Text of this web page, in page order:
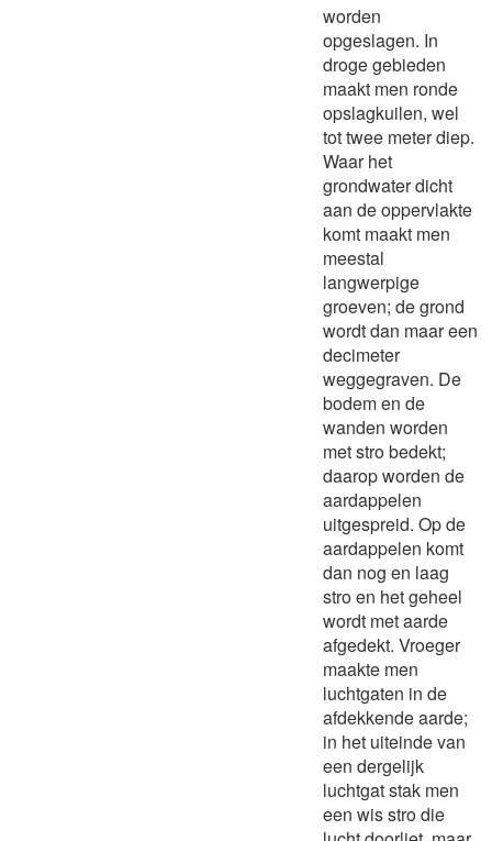
worden
opgeslagen. In
droge gebieden
maakt men ronde
opslagkuilen, wel
tot twee meter diep.
Waar het
grondwater dicht
aan de oppervlakte
komt maakt men
meestal
langwerpige
groeven; de grond
wordt dan maar een
decimeter
weggegraven. De
bodem en de
wanden worden
met stro bedekt;
daarop worden de
aardappelen
uitgespreid. Op de
aardappelen komt
dan nog en laag
stro en het geheel
wordt met aarde
afgedekt. Vroeger
maakte men
luchtgaten in de
afdekkende aarde;
in het uiteinde van
een dergelijk
luchtgat stak men
een wis stro die